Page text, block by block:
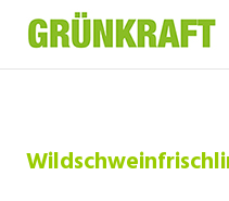
Inhalt
springenAlles was mich stark macht